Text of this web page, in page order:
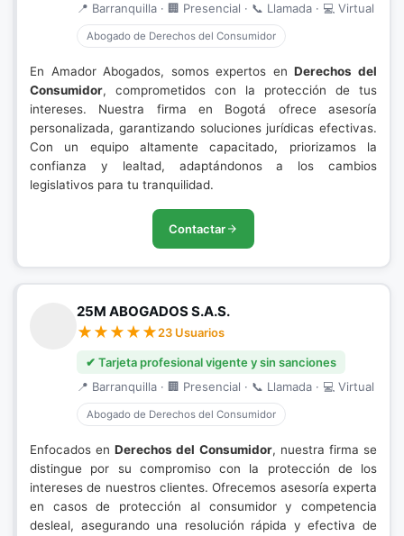
📍 Barranquilla · 🏢 Presencial · 📞 Llamada · 💻 Virtual
Abogado de Derechos del Consumidor
En Amador Abogados, somos expertos enDerechos del
Consumidor, comprometidos con la protección de tus
intereses. Nuestra firma en Bogotá ofrece asesoría
personalizada, garantizando soluciones jurídicas efectivas.
Con un equipo altamente capacitado, priorizamos la
confianza y lealtad, adaptándonos a los cambios
legislativos para tu tranquilidad.
Contactar
25M ABOGADOS S.A.S.
23 Usuarios
✔ Tarjeta profesional vigente y sin sanciones
📍 Barranquilla · 🏢 Presencial · 📞 Llamada · 💻 Virtual
Abogado de Derechos del Consumidor
Enfocados enDerechos del Consumidor, nuestra firma se
distingue por su compromiso con la protección de los
intereses de nuestros clientes. Ofrecemos asesoría experta
en casos de protección al consumidor y competencia
desleal, asegurando una resolución rápida y efectiva de